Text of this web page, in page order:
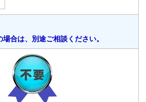
合は、別途ご相談ください。